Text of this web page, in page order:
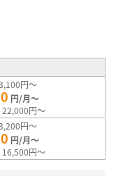
円～
円/月～
円～
円～
円/月～
円～